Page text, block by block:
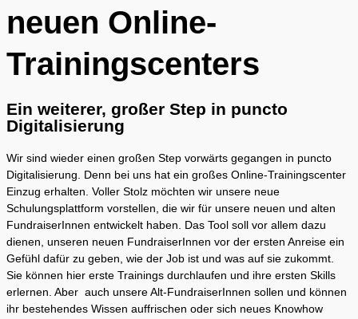
neuen Online-
Trainingscenters
Ein weiterer, großer Step in puncto
Digitalisierung
Wir sind wieder einen großen Step vorwärts gegangen in puncto
Digitalisierung. Denn bei uns hat ein großes Online-Trainingscenter
Einzug erhalten. Voller Stolz möchten wir unsere neue
Schulungsplattform vorstellen, die wir für unsere neuen und alten
FundraiserInnen entwickelt haben. Das Tool soll vor allem dazu
dienen, unseren neuen FundraiserInnen vor der ersten Anreise ein
Gefühl dafür zu geben, wie der Job ist und was auf sie zukommt.
Sie können hier erste Trainings durchlaufen und ihre ersten Skills
erlernen. Aber auch unsere Alt-FundraiserInnen sollen und können
ihr bestehendes Wissen auffrischen oder sich neues Knowhow